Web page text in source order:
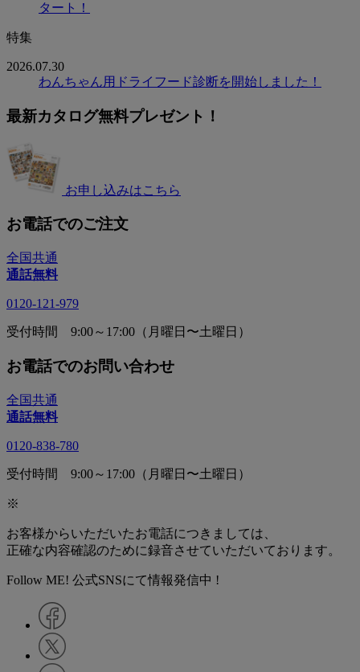
タート！
特集
2026.07.30
わんちゃん用ドライフード診断を開始しました！
最新カタログ無料プレゼント！
お申し込みはこちら
お電話でのご注文
全国共通
通話無料
0120-121-979
受付時間 9:00～17:00（月曜日〜土曜日）
お電話でのお問い合わせ
全国共通
通話無料
0120-838-780
受付時間 9:00～17:00（月曜日〜土曜日）
※
お客様からいただいたお電話につきましては、
正確な内容確認のために録音させていただいております。
Follow ME! 公式SNSにて情報発信中 !